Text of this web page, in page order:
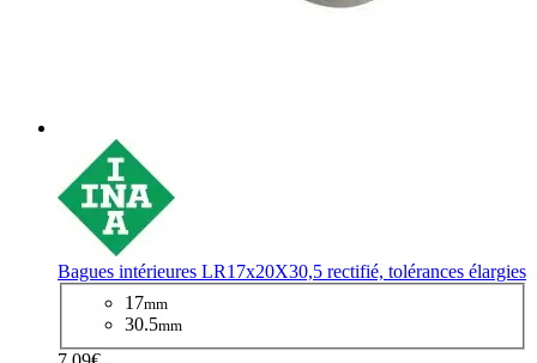
Bagues intérieures LR17x20X30,5 rectifié, tolérances élargies
17mm
30.5mm